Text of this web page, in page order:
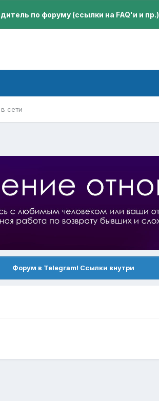
по форуму (ссылки на FAQ'и и пр.)
сети
Форум в Telegram! Ссылки внутри